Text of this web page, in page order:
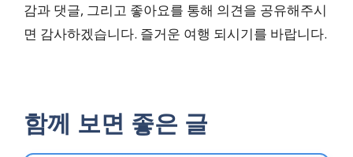
감과 댓글, 그리고 좋아요를 통해 의견을 공유해주시
면 감사하겠습니다. 즐거운 여행 되시기를 바랍니다.
함께 보면 좋은 글